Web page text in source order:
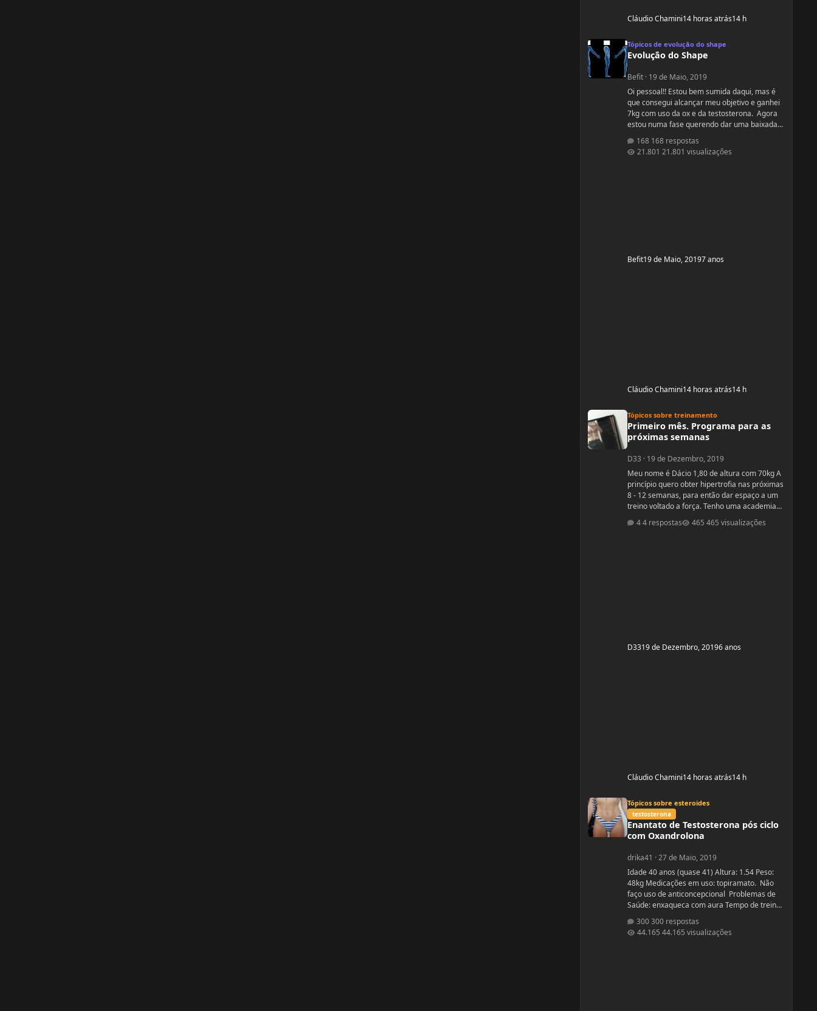
Cláudio Chamini14 horas atrás14 h
Tópicos de evolução do shape
Evolução do Shape
Befit· 19 de Maio, 2019
Oi pessoal!! Estou bem sumida daqui, mas é
que consegui alcançar meu objetivo e ganhei
7kg com uso da ox e da testosterona. Agora
estou numa fase querendo dar uma baixada
e saber exatamente o que devo fazer, gostaria
de compartilhamento de treinos e talvez
168 respostas
21.801 visualizações
Befit19 de Maio, 20197 anos
Cláudio Chamini14 horas atrás14 h
Tópicos sobre treinamento
Primeiro mês. Programa para as
próximas semanas
D33 · 19 de Dezembro, 2019
Meu nome é Dácio 1,80 de altura com 70kg A
princípio quero obter hipertrofia nas próximas
8 - 12 semanas, para então dar espaço a um
treino voltado a força. Tenho uma academia
segue: Seg: Agachamento 3x8 - 100kg
4 respostas 465 visualizações
D3319 de Dezembro, 20196 anos
Cláudio Chamini14 horas atrás14 h
Tópicos sobre esteroides
testosterona
Enantato de Testosterona pós ciclo
com Oxandrolona
drika41 ·27 de Maio, 2019
Idade 40 anos (quase 41) Altura: 1.54 Peso:
48kg Medicações em uso: topiramato. Não
faço uso de anticoncepcional Problemas de
Saúde: enxaqueca com aura Tempo de treino:
Ciclos feitos: Março 2019 oxandrolona 5 mg
durante 8 semanas, após 10 mg até a 12°
300 respostas
44.165 visualizações